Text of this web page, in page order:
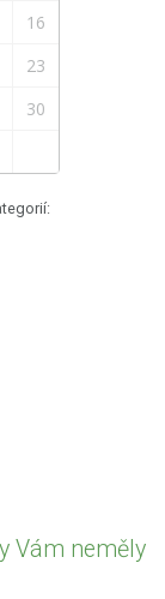
16
23
30
Vám neměly